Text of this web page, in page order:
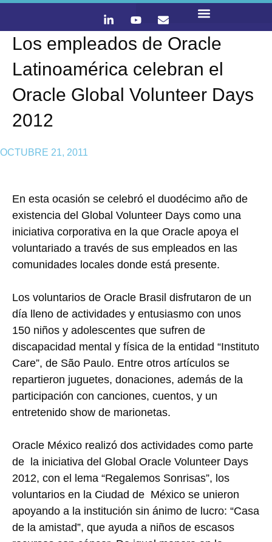
Los empleados de Oracle
Latinoamérica celebran el
Oracle Global Volunteer Days
2012
OCTUBRE 21, 2011
En esta ocasión se celebró el duodécimo año de
existencia del Global Volunteer Days como una
iniciativa corporativa en la que Oracle apoya el
voluntariado a través de sus empleados en las
comunidades locales donde está presente.
Los voluntarios de Oracle Brasil disfrutaron de un
día lleno de actividades y entusiasmo con unos
150 niños y adolescentes que sufren de
discapacidad mental y física de la entidad “Instituto
Care”, de São Paulo. Entre otros artículos se
repartieron juguetes, donaciones, además de la
participación con canciones, cuentos, y un
entretenido show de marionetas.
Oracle México realizó dos actividades como parte
de la iniciativa del Global Oracle Volunteer Days
2012, con el lema “Regalemos Sonrisas”, los
voluntarios en la Ciudad de México se unieron
apoyando a la institución sin ánimo de lucro: “Casa
de la amistad”, que ayuda a niños de escasos